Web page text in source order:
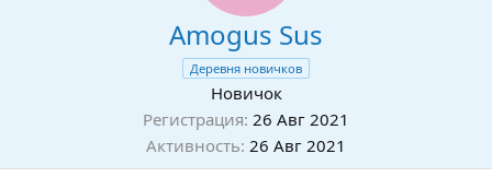
Amogus Sus
Деревня новичков
Новичок
Регистрация 26 Авг 2021
Активность 26 Авг 2021